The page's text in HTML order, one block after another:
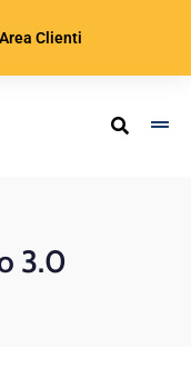
Area Clienti
3.0